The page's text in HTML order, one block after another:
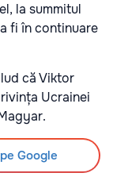
la summitul
fi în continuare
că Viktor
Ucrainei
Google